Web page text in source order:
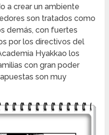
a crear un ambiente
son tratados como
demás, con fuertes
por los directivos del
Hyakkao los
con gran poder
son muy